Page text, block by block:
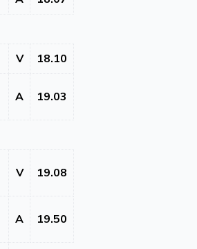
V
18.10
A 19.03
V 19.08
A 19.50